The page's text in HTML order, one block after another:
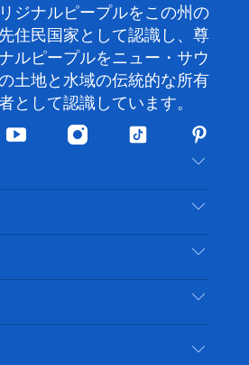
ジナルピープルをこの州の
住民国家として認識し、尊
ルピープルをニュー・サウ
土地と水域の伝統的な所有
として認識しています。
ユ
チ
ー
イ
ス
グ
ム
テ
ッ
ト
ク
ピ
ン
タ
レ
ス
ト
知
ー